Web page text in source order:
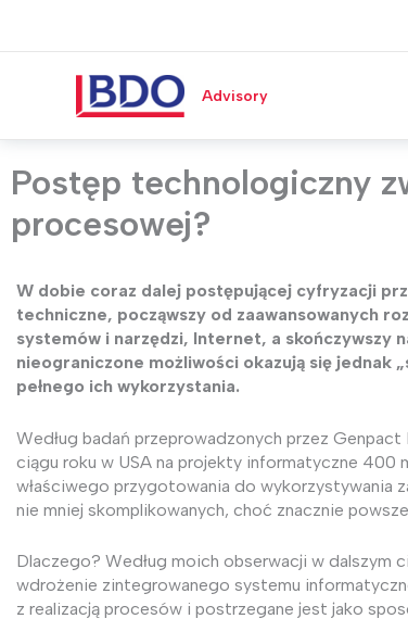
treści
Advisory
Postęp technologiczny
procesowej?
W dobie coraz dalej postępującej cyfryzacji
techniczne, począwszy od zaawansowanych
systemów i narzędzi, Internet, a skończywszy
nieograniczone możliwości okazują się jednak
pełnego ich wykorzystania.
Według badań przeprowadzonych przez
ciągu roku w USA na projekty informatyczne 400
właściwego przygotowania do wykorzystywania
nie mniej skomplikowanych, choć znacznie
Dlaczego? Według moich obserwacji w
wdrożenie zintegrowanego systemu
z realizacją procesów i postrzegane jest jako